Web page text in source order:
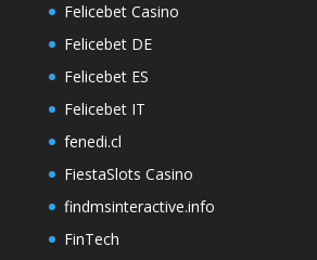
Felicebet Casino
Felicebet DE
Felicebet ES
Felicebet IT
fenedi.cl
FiestaSlots Casino
findmsinteractive.info
FinTech